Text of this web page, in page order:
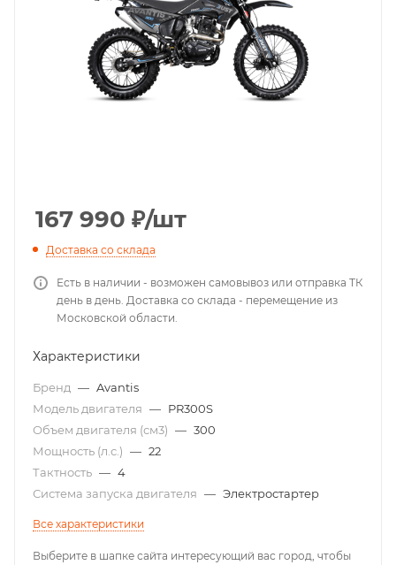
167 990 ₽/шт
Доставка со склада
Есть в наличии - возможен самовывоз или отправка ТК
день в день. Доставка со склада - перемещение из
Московской области.
Характеристики
Бренд — Avantis
Модель двигателя — PR300S
Объем двигателя (см3) — 300
Мощность (л.с.) — 22
Тактность — 4
Система запуска двигателя — Электростартер
Все характеристики
Выберите в шапке сайта интересующий вас город, чтобы